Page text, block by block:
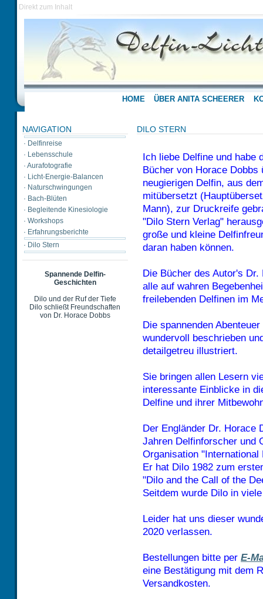
Direkt zum Inhalt
HOME ÜBER ANITA SCHEERER
NAVIGATION
· Delfinreise
· Lebensschule
· Aurafotografie
· Licht-Energie-Balancen
· Naturschwingungen
· Bach-Blüten
· Begleitende Kinesiologie
· Workshops
· Erfahrungsberichte
· Dilo Stern
Spannende Delfin-
Geschichten
Dilo und der Ruf der Tiefe
Dilo schließt Freundschaften
von Dr. Horace Dobbs
DILO STERN
Ich liebe Delfine und habe
Bücher von Horace Dobbs
neugierigen Delfin, aus
mitübersetzt
Mann), zur Druckreife
"Dilo Stern Verlag"
große und kleine
daran haben können.
Die Bücher des Autor's
alle auf wahren
freilebenden Delfinen im
Die spannenden
wundervoll beschrieben
detailgetreu illustriert.
Sie bringen allen Lesern
interessante Einblicke in
Delfine und ihrer
Der Engländer Dr. Horace
Jahren Delfinforscher und
Organisation "International
Er hat Dilo 1982 zum
"Dilo and the Call of the
Seitdem wurde Dilo in
Leider hat uns dieser
2020 verlassen.
Bestellungen bitte perE-
eine Bestätigung mit dem
Versandkosten.